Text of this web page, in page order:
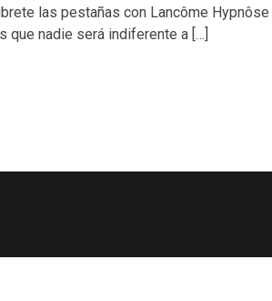
las pestañas con Lancôme Hypnôse
que nadie será indiferente a […]